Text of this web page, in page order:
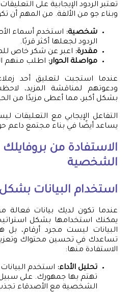
تعتبر الردود الإيجابية على
وبناء جو من الألفة. من المهم أن
شخصية: استخدم أسماء
الردود لجعلها أكثر قربًا.
مقدرة: اعبر عن شكر خاص
مواصلة الحوار: اطلب منهم
عندما استجبت لتعليق أحد
ودعوتهم لمناقشة المزيد،
بشكل أكبر، مما أعطى مزيدًا من
التفاعل الإيجابي مع
يساعد أيضًا في بناء مجتمع داعم
الاستفادة من بروفايلك
الشخصية
استخدام البيانات
عندما تكون لديك بيانات فعالة
يمكنك استخدامها بشكل
البيانات ليست مجرد أرقام، بل
تساعدك في تحسين محتواك
الاستفادة منها:
تحليل الأداء: استخدم
تهتم بها جمهورك. على سبيل
الشخصية مع الأصدقاء تجذب